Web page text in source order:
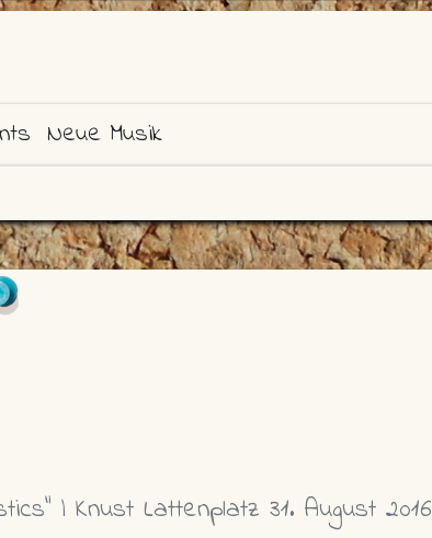
Neue Musik
| Knust Lattenplatz 31. August 2016